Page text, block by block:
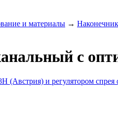
и материалы →
с